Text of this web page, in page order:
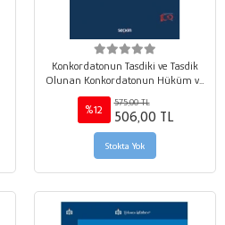
Konkordatonun Tasdiki ve Tasdik
Olunan Konkordatonun Hüküm ve
Sonuçları
%12
575,00 TL
506,00 TL
Stokta Yok